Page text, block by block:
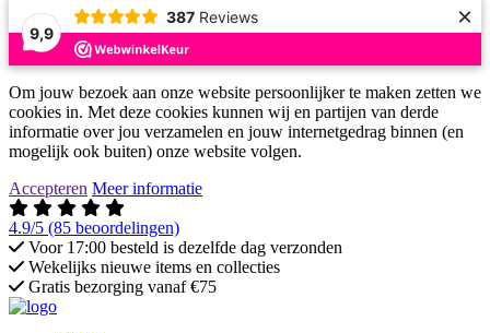
9,9
387 Reviews ×
Om jouw bezoek aan onze website persoonlijker te maken zetten we
cookies in. Met deze cookies kunnen wij en partijen van derde
informatie over jou verzamelen en jouw internetgedrag binnen (en
mogelijk ook buiten) onze website volgen.
Accepteren Meer informatie
4.9/5 (85 beoordelingen)
Voor 17:00 besteld is dezelfde dag verzonden
Wekelijks nieuwe items en collecties
Gratis bezorging vanaf €75